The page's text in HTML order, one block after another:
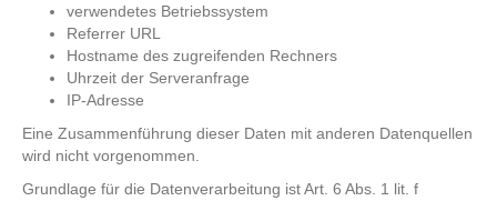
verwendetes Betriebssystem
Referrer URL
Hostname des zugreifenden Rechners
Uhrzeit der Serveranfrage
IP-Adresse
Eine Zusammenführung dieser Daten mit anderen Datenquellen
wird nicht vorgenommen.
Grundlage für die Datenverarbeitung ist Art. 6 Abs. 1 lit. f